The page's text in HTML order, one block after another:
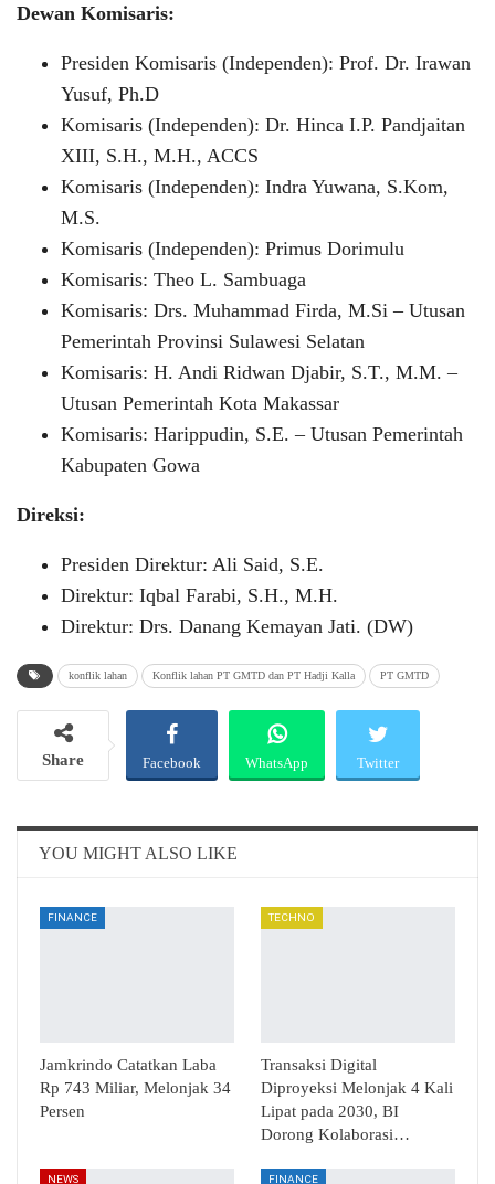
Dewan Komisaris:
Presiden Komisaris (Independen): Prof. Dr. Irawan
Yusuf, Ph.D
Komisaris (Independen): Dr. Hinca I.P. Pandjaitan
XIII, S.H., M.H., ACCS
Komisaris (Independen): Indra Yuwana, S.Kom,
M.S.
Komisaris (Independen): Primus Dorimulu
Komisaris: Theo L. Sambuaga
Komisaris: Drs. Muhammad Firda, M.Si – Utusan
Pemerintah Provinsi Sulawesi Selatan
Komisaris: H. Andi Ridwan Djabir, S.T., M.M. –
Utusan Pemerintah Kota Makassar
Komisaris: Harippudin, S.E. – Utusan Pemerintah
Kabupaten Gowa
Direksi:
Presiden Direktur: Ali Said, S.E.
Direktur: Iqbal Farabi, S.H., M.H.
Direktur: Drs. Danang Kemayan Jati. (DW)
konflik lahan Konflik lahan PT GMTD dan PT Hadji Kalla PT GMTD
Share Facebook WhatsApp Twitter
YOU MIGHT ALSO LIKE
FINANCE
Jamkrindo Catatkan Laba
Rp 743 Miliar, Melonjak 34
Persen
TECHNO
Transaksi Digital
Diproyeksi Melonjak 4 Kali
Lipat pada 2030, BI
Dorong Kolaborasi…
NEWS FINANCE